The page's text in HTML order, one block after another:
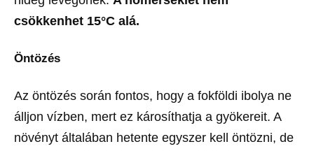
csökkenhet 15°C alá.
Öntözés
Az öntözés során fontos, hogy a fokföldi ibolya ne
álljon vízben, mert ez károsíthatja a gyökereit. A
növényt általában hetente egyszer kell öntözni, de